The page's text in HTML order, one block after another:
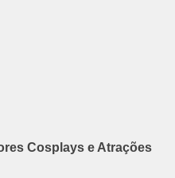
Cosplays e Atrações